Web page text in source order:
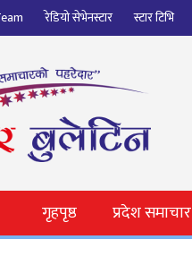
रेडियो सेभेनस्टार स्टार टिभि
गृहपृष्ठ प्रदेश समाचार